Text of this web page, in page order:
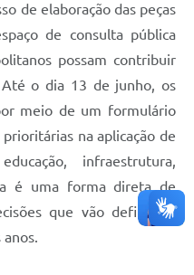
de elaboração das peças
de consulta pública
possam contribuir
o dia 13 de junho, os
meio de um formulário
na aplicação de
infraestrutura,
é uma forma direta de
que vão definir os